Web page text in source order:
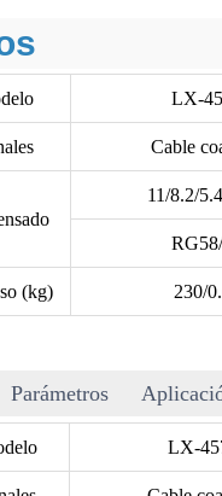
LX-
Cable
11/8.2/
(kg) 230/
Parámetros
LX-
para elegir, y